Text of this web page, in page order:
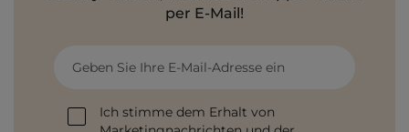
per E-Mail!
Geben Sie Ihre E-Mail-Adresse ein
Ich stimme dem Erhalt von